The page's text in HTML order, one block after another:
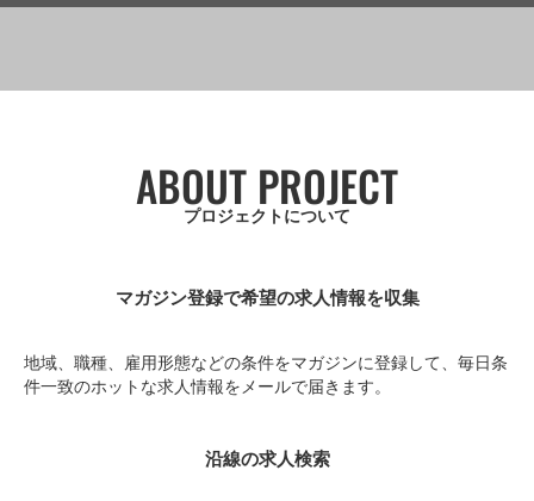
ABOUT PROJECT
プロジェクトについて
マガジン登録で希望の求人情報を収集
地域、職種、雇用形態などの条件をマガジンに登録して、毎日条
件一致のホットな求人情報をメールで届きます。
沿線の求人検索